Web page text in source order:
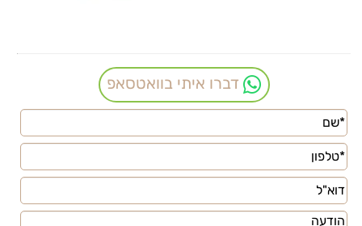
דברו איתי בוואטסאפ